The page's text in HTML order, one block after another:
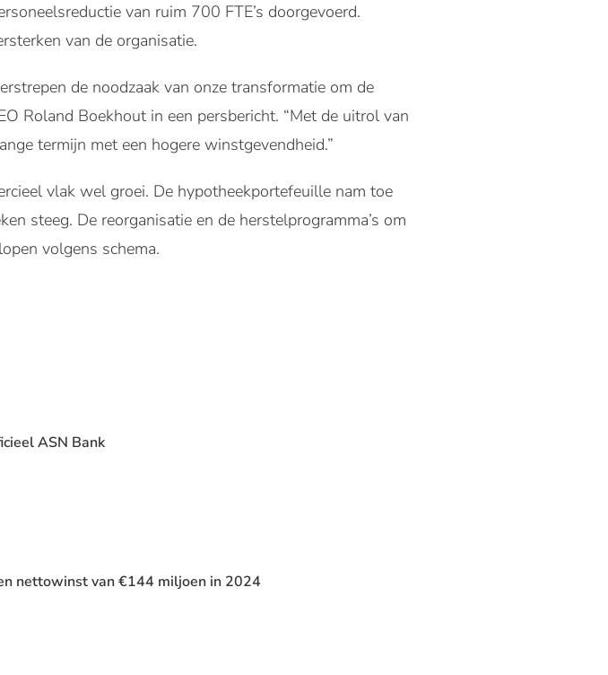
van ruim 700 FTE’s doorgevoerd.
van de organisatie.
de noodzaak van onze transformatie om de
Roland Boekhout in een persbericht. “Met de uitrol van
termijn met een hogere winstgevendheid.”
vlak wel groei. De hypotheekportefeuille nam toe
steeg. De reorganisatie en de herstelprogramma’s om
volgens schema.
ASN Bank
nettowinst van €144 miljoen in 2024